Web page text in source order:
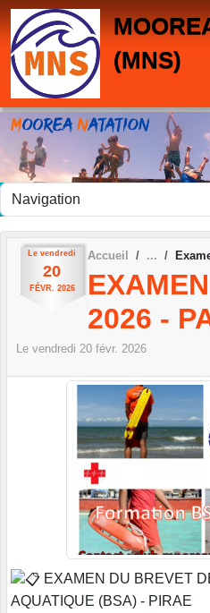
(MNS)
Le vendredi
20
FÉVR. 2026
Accueil
2026 -
Le vendredi 20 févr. 2026
EXAMEN DU BREVET
AQUATIQUE (BSA) - PIRAE
Panneau de gestion des cookies